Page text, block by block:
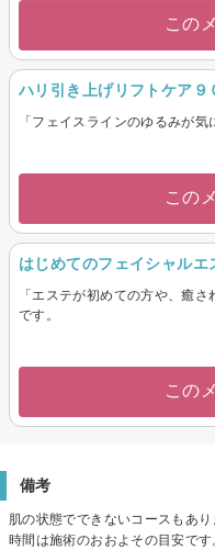
この
ハリ引き上げリフトケア９
「フェイスラインのゆるみが気
この
はじめてのフェイシャルエ
「エステが初めての方や、癒
です。
この
備考
肌の状態でできないコースもあり
時間は施術のおおよその目安で